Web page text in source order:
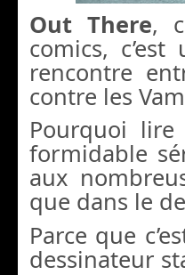
Out There,
comics,
rencontre
contre les
Pourquoi lire
formidable
aux
que dans le
Parce que
dessinateur